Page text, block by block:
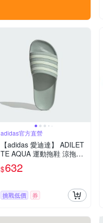
adidas官方直營
【adidas 愛迪達】 ADILET
TE AQUA 運動拖鞋 涼拖鞋
女鞋 IH9000
$632
挑戰低價 券